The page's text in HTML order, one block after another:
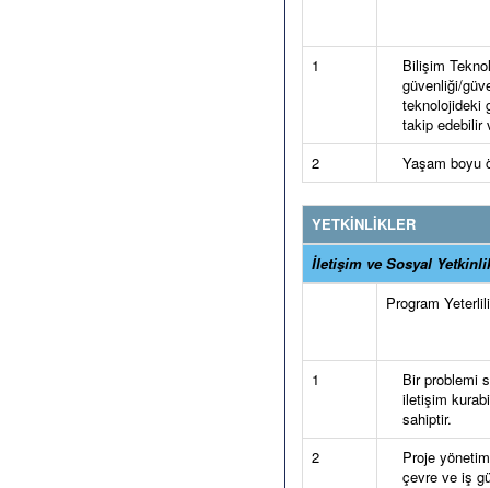
1
Bilişim
güvenliği/
teknolojideki
takip edebilir
2
Yaşam boyu
YETKİNLİKLER
İletişim ve Sosyal
Program
1
Bir problemi
iletişim
sahiptir.
2
Proje
çevre ve iş